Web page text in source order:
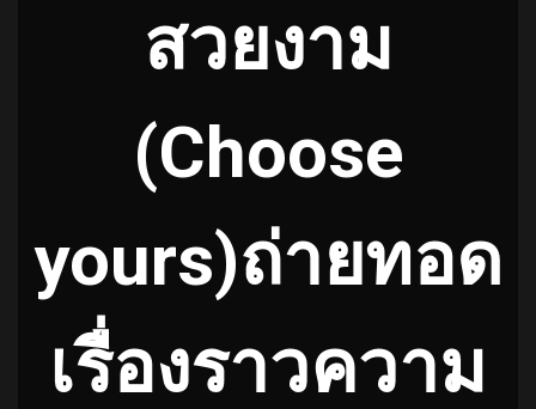
สวยงาม
(Choose
yours)ถ่ายทอด
เรื่องราวความ